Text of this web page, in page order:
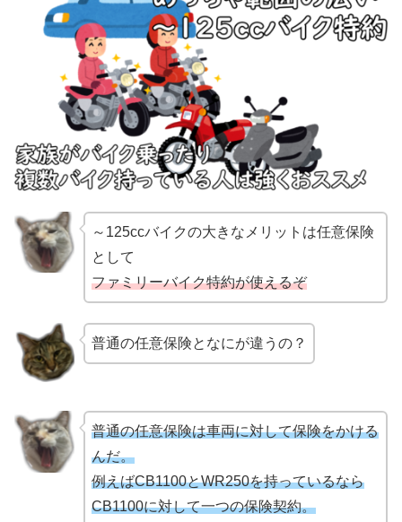
～125ccバイクの大きなメリットは任意保険
として
ファミリーバイク特約が使えるぞ
普通の任意保険となにが違うの？
普通の任意保険は車両に対して保険をかける
んだ。
例えばCB1100とWR250を持っているなら
CB1100に対して一つの保険契約。